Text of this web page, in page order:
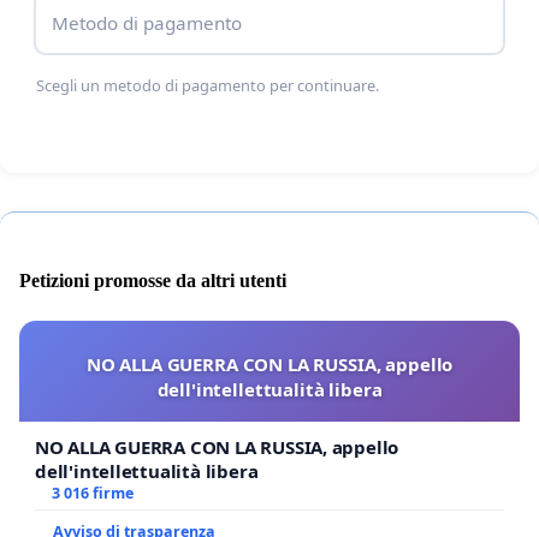
Metodo di pagamento
Scegli un metodo di pagamento per continuare.
Petizioni promosse da altri utenti
NO ALLA GUERRA CON LA RUSSIA, appello
dell'intellettualità libera
NO ALLA GUERRA CON LA RUSSIA, appello
dell'intellettualità libera
3 016 firme
Avviso di trasparenza